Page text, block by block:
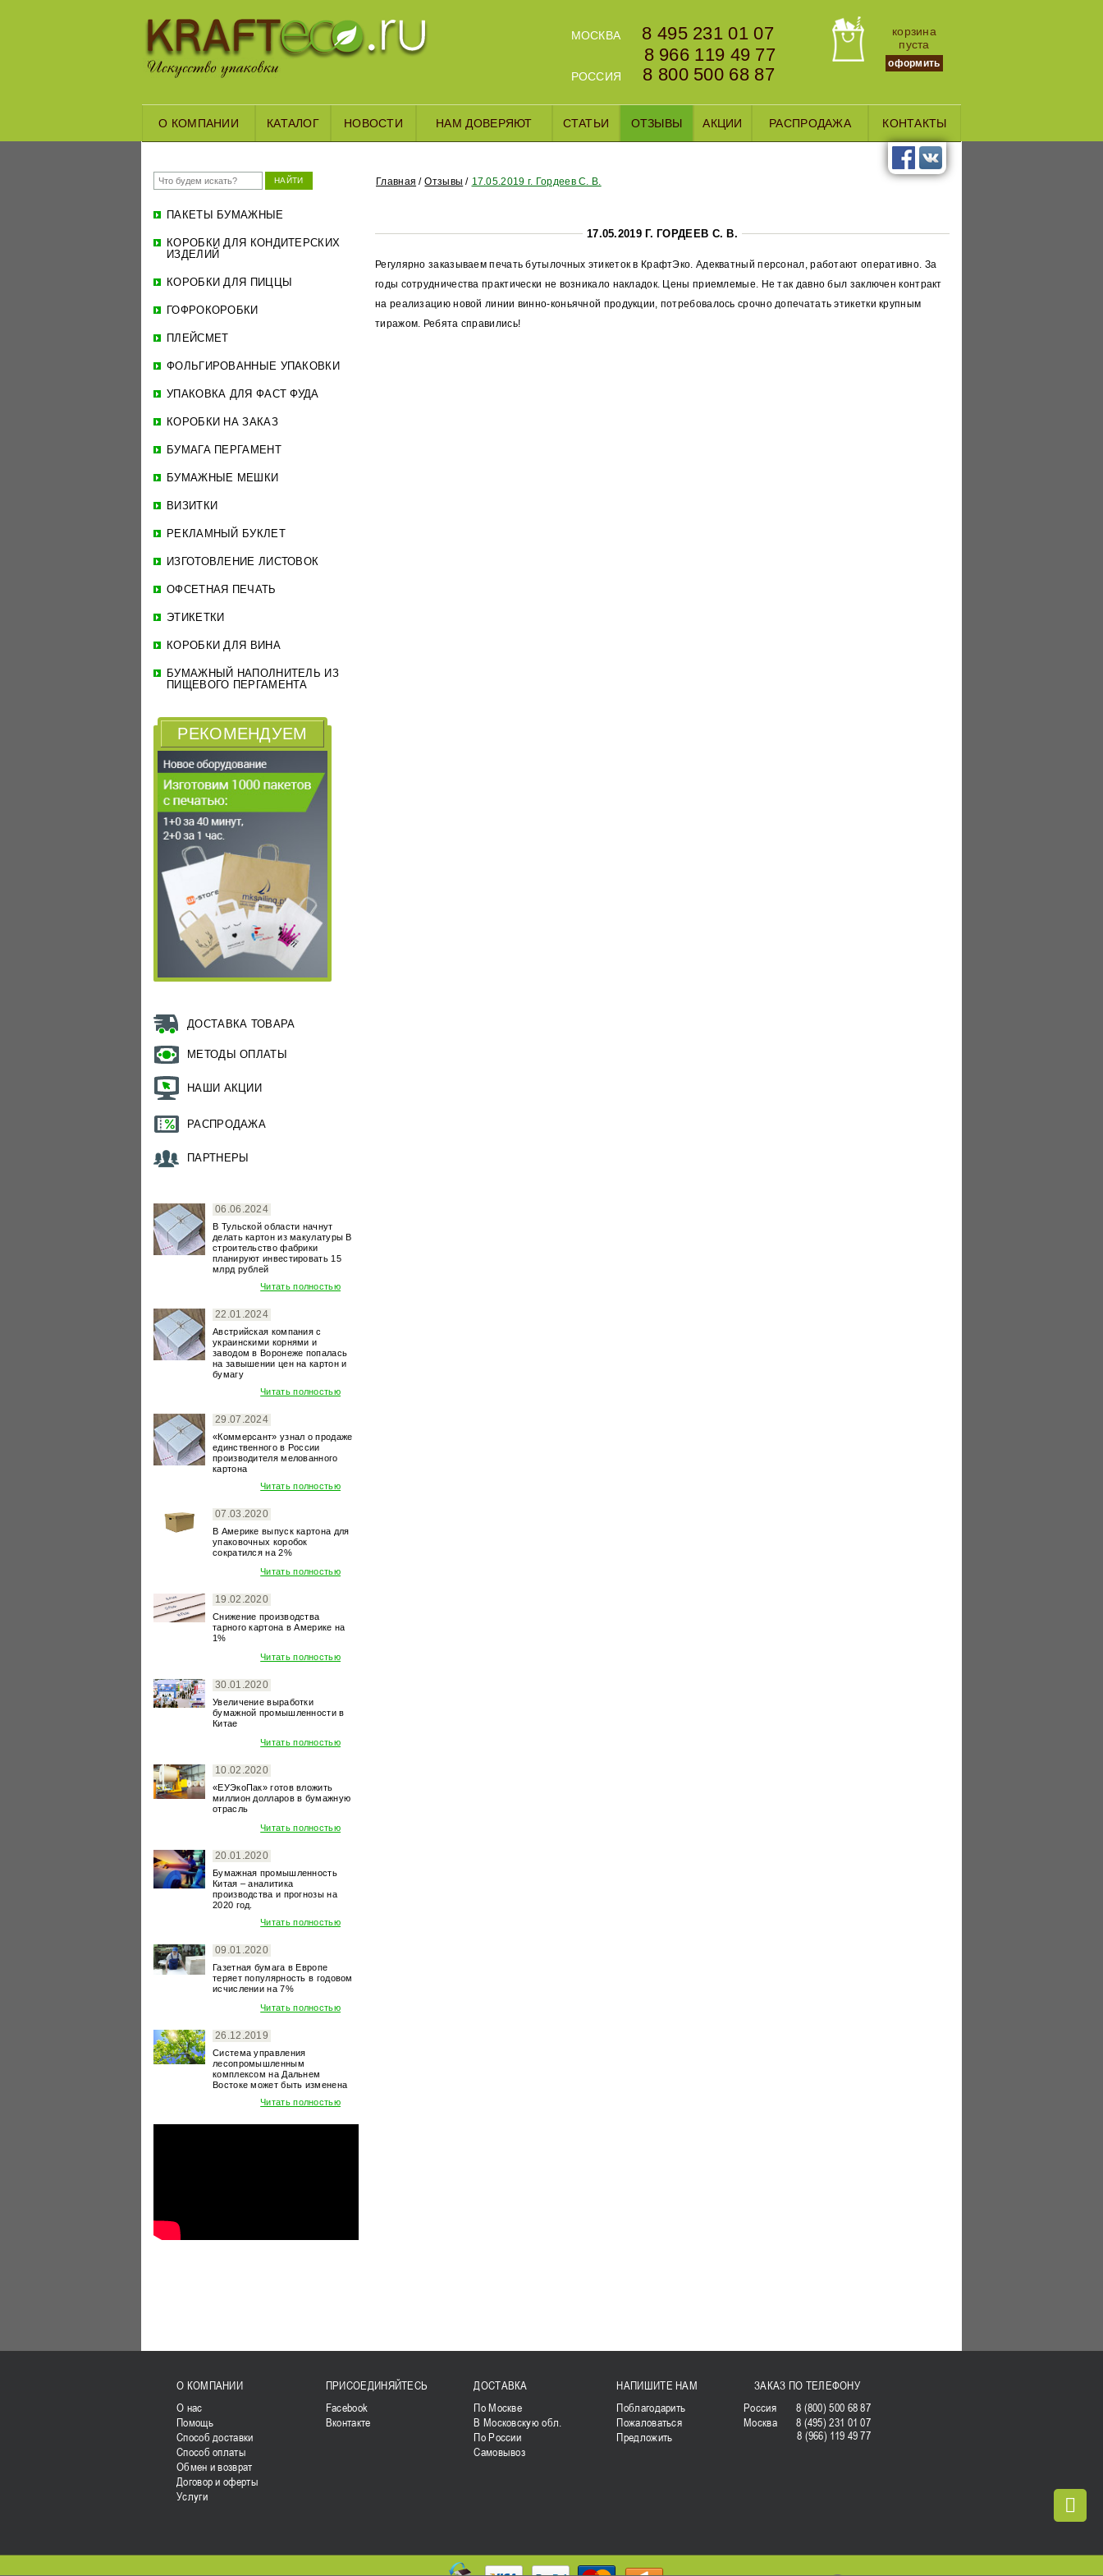
корзина
пуста
оформить
МОСКВА
8 495 231 01 07
8 966 119 49 77
РОССИЯ 8 800 500 68 87
О КОМПАНИИ КАТАЛОГ НОВОСТИ НАМ ДОВЕРЯЮТ СТАТЬИ ОТЗЫВЫ АКЦИИ РАСПРОДАЖА КОНТАКТЫ
НАЙТИ
ПАКЕТЫ БУМАЖНЫЕ
КОРОБКИ ДЛЯ КОНДИТЕРСКИХ
ИЗДЕЛИЙ
КОРОБКИ ДЛЯ ПИЦЦЫ
ГОФРОКОРОБКИ
ПЛЕЙСМЕТ
ФОЛЬГИРОВАННЫЕ УПАКОВКИ
УПАКОВКА ДЛЯ ФАСТ ФУДА
КОРОБКИ НА ЗАКАЗ
БУМАГА ПЕРГАМЕНТ
БУМАЖНЫЕ МЕШКИ
ВИЗИТКИ
РЕКЛАМНЫЙ БУКЛЕТ
ИЗГОТОВЛЕНИЕ ЛИСТОВОК
ОФСЕТНАЯ ПЕЧАТЬ
ЭТИКЕТКИ
КОРОБКИ ДЛЯ ВИНА
БУМАЖНЫЙ НАПОЛНИТЕЛЬ ИЗ
ПИЩЕВОГО ПЕРГАМЕНТА
РЕКОМЕНДУЕМ
ДОСТАВКА ТОВАРА
МЕТОДЫ ОПЛАТЫ
НАШИ АКЦИИ
РАСПРОДАЖА
ПАРТНЕРЫ
06.06.2024
В Тульской области начнут
делать картон из макулатуры В
строительство фабрики
планируют инвестировать 15
млрд рублей
Читать полностью
22.01.2024
Австрийская компания с
украинскими корнями и
заводом в Воронеже попалась
на завышении цен на картон и
бумагу
Читать полностью
29.07.2024
«Коммерсант» узнал о продаже
единственного в России
производителя мелованного
картона
Читать полностью
07.03.2020
В Америке выпуск картона для
упаковочных коробок
сократился на 2%
Читать полностью
19.02.2020
Снижение производства
тарного картона в Америке на
1%
Читать полностью
30.01.2020
Увеличение выработки
бумажной промышленности в
Китае
Читать полностью
10.02.2020
«ЕУЭкоПак» готов вложить
миллион долларов в бумажную
отрасль
Читать полностью
20.01.2020
Бумажная промышленность
Китая – аналитика
производства и прогнозы на
2020 год.
Читать полностью
09.01.2020
Газетная бумага в Европе
теряет популярность в годовом
исчислении на 7%
Читать полностью
26.12.2019
Система управления
лесопромышленным
комплексом на Дальнем
Востоке может быть изменена
Читать полностью
Главная Отзывы 17.05.2019 г. Гордеев С. В.
17.05.2019 Г. ГОРДЕЕВ С. В.
Регулярно заказываем печать бутылочных этикеток в КрафтЭко. Адекватный персонал, работают оперативно. За
годы сотрудничества практически не возникало накладок. Цены приемлемые. Не так давно был заключен контракт
на реализацию новой линии винно-коньячной продукции, потребовалось срочно допечатать этикетки крупным
тиражом. Ребята справились!
О КОМПАНИИ
О нас
Помощь
Способ доставки
Способ оплаты
Обмен и возврат
Договор и оферты
Услуги
ПРИСОЕДИНЯЙТЕСЬ
Facebook
Вконтакте
ДОСТАВКА
По Москве
В Московскую обл.
По России
Самовывоз
НАПИШИТЕ НАМ
Поблагодарить
Пожаловаться
Предложить
ЗАКАЗ ПО ТЕЛЕФОНУ
Россия
8 (800) 500 68 87
Москва
8 (495) 231 01 07
8 (966) 119 49 77